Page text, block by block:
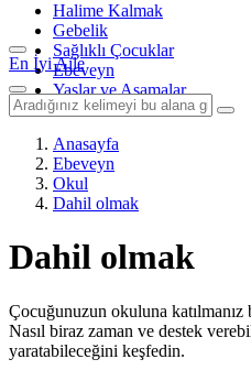
Halime Kalmak
Gebelik
Sağlıklı Çocuklar
Ebeveyn
Yaşlar ve Aşamalar
En İyi Aile
Anasayfa
Ebeveyn
Okul
Dahil olmak
Dahil olmak
Çocuğunuzun okuluna
Nasıl biraz zaman ve destek
yaratabileceğini keşfedin.